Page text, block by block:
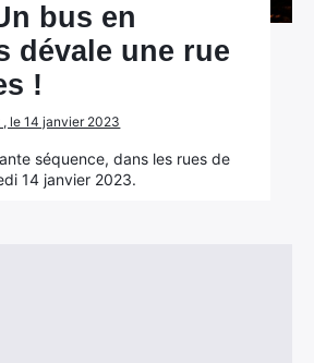
bus en
dévale une rue
!
le 14 janvier 2023
séquence, dans les rues de
14 janvier 2023.